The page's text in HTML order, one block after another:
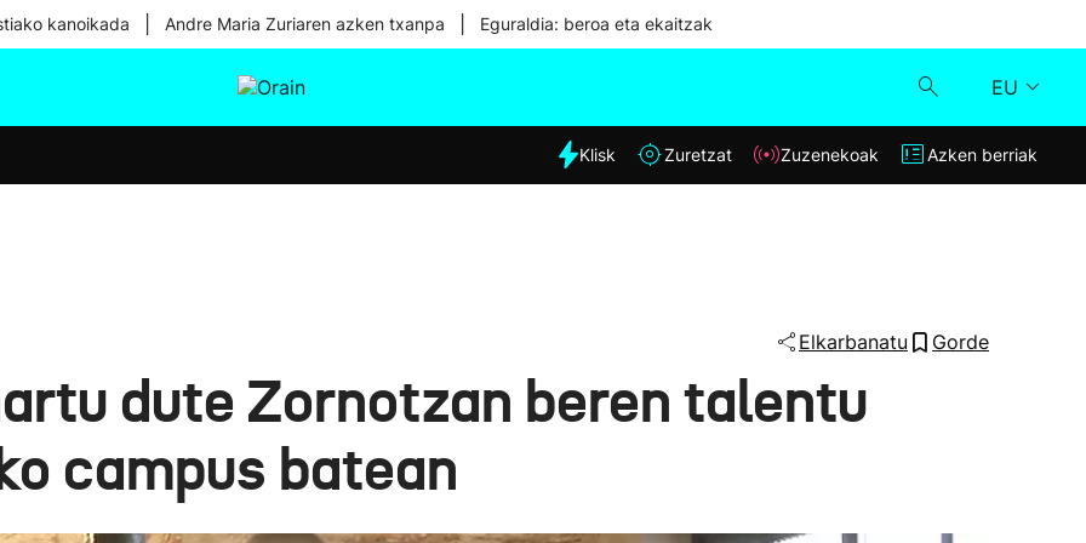
kanoikada Andre Maria Zuriaren azken txanpa Eguraldia: beroa eta ekaitzak
EU
Eguraldia
Klisk
Klisk Zuretzat Zuzenekoak Azken berriak
Elkarbanatu Gorde
dute Zornotzan beren talentu
campus batean